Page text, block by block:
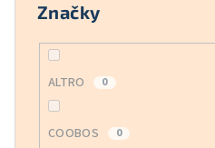
Značky
ALTRO 0
COOBOS 0